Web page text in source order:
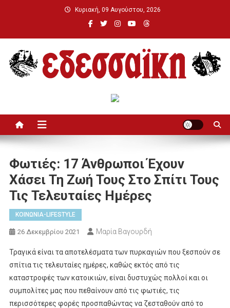
Κυριακή, 09 Αυγούστου, 2026
Φωτιές: 17 Άνθρωποι Έχουν
Χάσει Τη Ζωή Τους Στο Σπίτι Τους
Τις Τελευταίες Ημέρες
ΚΟΙΝΩΝΙΑ-LIFESTYLE
26 Δεκεμβρίου 2021 Μαρία Βαγουρδή
Τραγικά είναι τα αποτελέσματα των πυρκαγιών που ξεσπούν σε
σπίτια τις τελευταίες ημέρες, καθώς εκτός από τις
καταστροφές των κατοικιών, είναι δυστυχώς πολλοί και οι
συμπολίτες μας που πεθαίνουν από τις φωτιές, τις
περισσότερες φορές προσπαθώντας να ζεσταθούν από το